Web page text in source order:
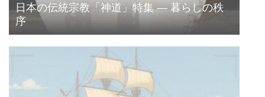
日本の伝統宗教「神道」特集 ― 暮らしの秩
序